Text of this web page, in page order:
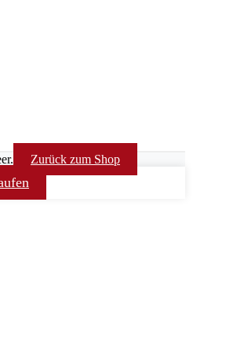
Zurück zum Shop